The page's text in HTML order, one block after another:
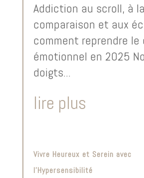
Addiction au scroll, à la
comparaison et aux
comment reprendre le
émotionnel en 2025
doigts...
lire plus
Vivre Heureux et Serein avec
l’Hypersensibilité